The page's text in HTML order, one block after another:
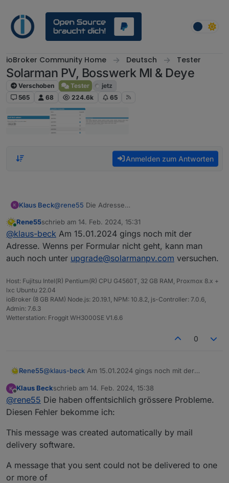
ioBroker Community Home Deutsch Tester
Solarman PV, Bosswerk MI & Deye
Verschoben Tester
jetz
565
68 224.6k 65
Anmelden zum Antworten
Klaus Beck@rene55 Die Adresse
immer wieder auf Fehler. Auf der Webseite gibt es
auch keine andere Adresse. Ich habe es jetzt mal
über das Kontaktformular der Webseite versucht,
mal sehen ob ich Antwort erhalte.
Online
Rene55schrieb am 14. Feb. 2024, 15:31
zuletzt editiert von
@klaus-beck Am 15.01.2024 gings noch mit der
Adresse. Wenns per Formular nicht geht, kann man
auch noch unter upgrade@solarmanpv.com versuchen.
Host: Fujitsu Intel(R) Pentium(R) CPU G4560T, 32 GB RAM, Proxmox 8.x +
lxc Ubuntu 22.04
ioBroker (8 GB RAM) Node.js: 20.19.1, NPM: 10.8.2, js-Controller: 7.0.6,
Admin: 7.6.3
Wetterstation: Froggit WH3000SE V1.6.6
0
Rene55@klaus-beck Am 15.01.2024 gings noch mit der
auch noch unterupgrade@solarmanpv.com
versuchen.
Offline
Klaus Beckschrieb am 14. Feb. 2024, 15:38
zuletzt editiert von
@rene55 Die haben offentsichlich grössere Probleme.
Diesen Fehler bekomme ich:
This message was created automatically by mail
delivery software.
A message that you sent could not be delivered to one
or more of